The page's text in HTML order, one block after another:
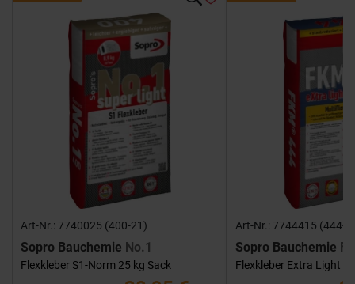
Art-Nr.: 7740025 (400-21)
Sopro Bauchemie No.1
Flexkleber S1-Norm 25 kg Sack
Art-Nr.: 7744415 (444-
Sopro Bauchemie
Flexkleber Extra Light